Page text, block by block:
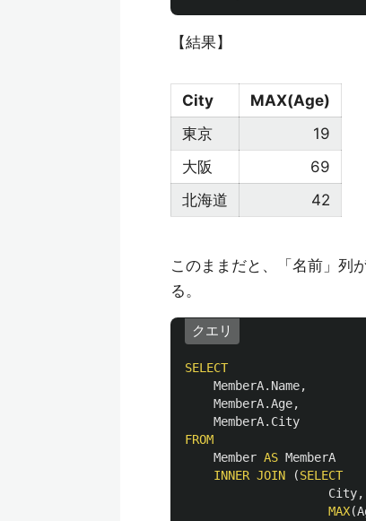
【結果】
City
MAX(Age)
東京
19
大阪
69
北海道
42
このままだと、「名前」列
る。
クエリ
SELECT
MemberA. Name,
MemberA.Age,
MemberA. City
FROM
Member AS MemberA
INNER JOIN (SELECT
City,
MAX(